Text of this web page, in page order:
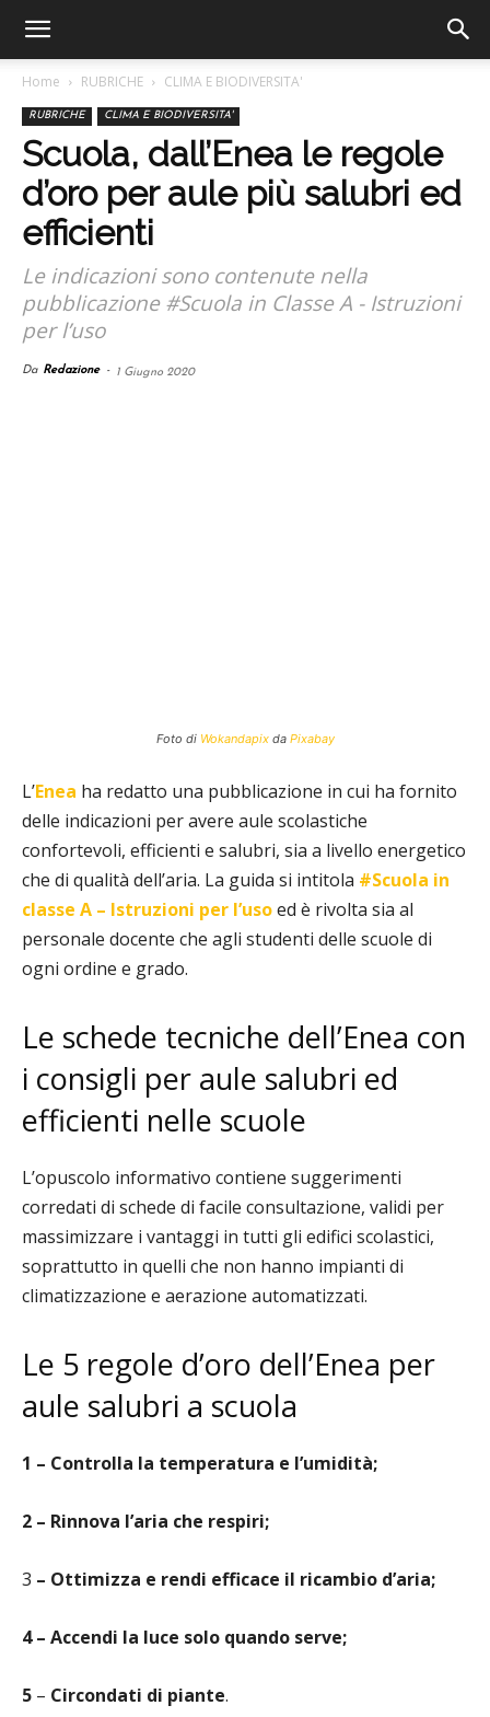
Home RUBRICHE CLIMA E BIODIVERSITA'
RUBRICHE CLIMA E BIODIVERSITA'
Scuola, dall’Enea le regole
d’oro per aule più salubri ed
efficienti
Le indicazioni sono contenute nella
pubblicazione #Scuola in Classe A - Istruzioni
per l’uso
Da Redazione - 1 Giugno 2020
Foto di Wokandapixda Pixabay
L’Enea ha redatto una pubblicazione in cui ha fornito
delle indicazioni per avere aule scolastiche
confortevoli, efficienti e salubri, sia a livello energetico
che di qualità dell’aria. La guida si intitola #Scuola in
classe A – Istruzioni per l’usoed è rivolta sia al
personale docente che agli studenti delle scuole di
ogni ordine e grado.
Le schede tecniche dell’Enea con
i consigli per aule salubri ed
efficienti nelle scuole
L’opuscolo informativo contiene suggerimenti
corredati di schede di facile consultazione, validi per
massimizzare i vantaggi in tutti gli edifici scolastici,
soprattutto in quelli che non hanno impianti di
climatizzazione e aerazione automatizzati.
Le 5 regole d’oro dell’Enea per
aule salubri a scuola
1 – Controlla la temperatura e l’umidità;
2 – Rinnova l’aria che respiri;
3 – Ottimizza e rendi efficace il ricambio d’aria;
4 – Accendi la luce solo quando serve;
5 – Circondati di piante.